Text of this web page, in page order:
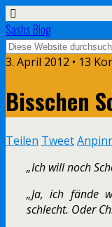
Sashs Blog
3. April 2012 • 13
Bisschen
Teilen Tweet
„Ich will noch
„Ja, ich fände
schlecht. Oder